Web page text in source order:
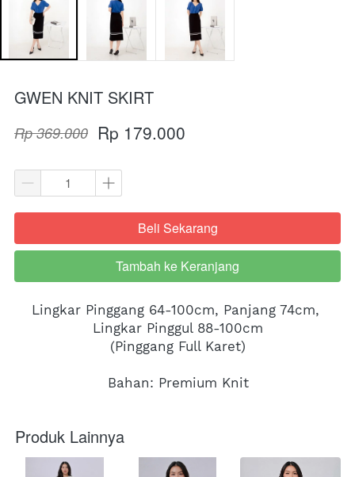
GWEN KNIT SKIRT
Rp 369.000 Rp 179.000
`Beli Sekarang
`
Tambah ke Keranjang
Lingkar Pinggang 64-100cm, Panjang 74cm,
Lingkar Pinggul 88-100cm
(Pinggang Full Karet)
Bahan: Premium Knit
Produk Lainnya